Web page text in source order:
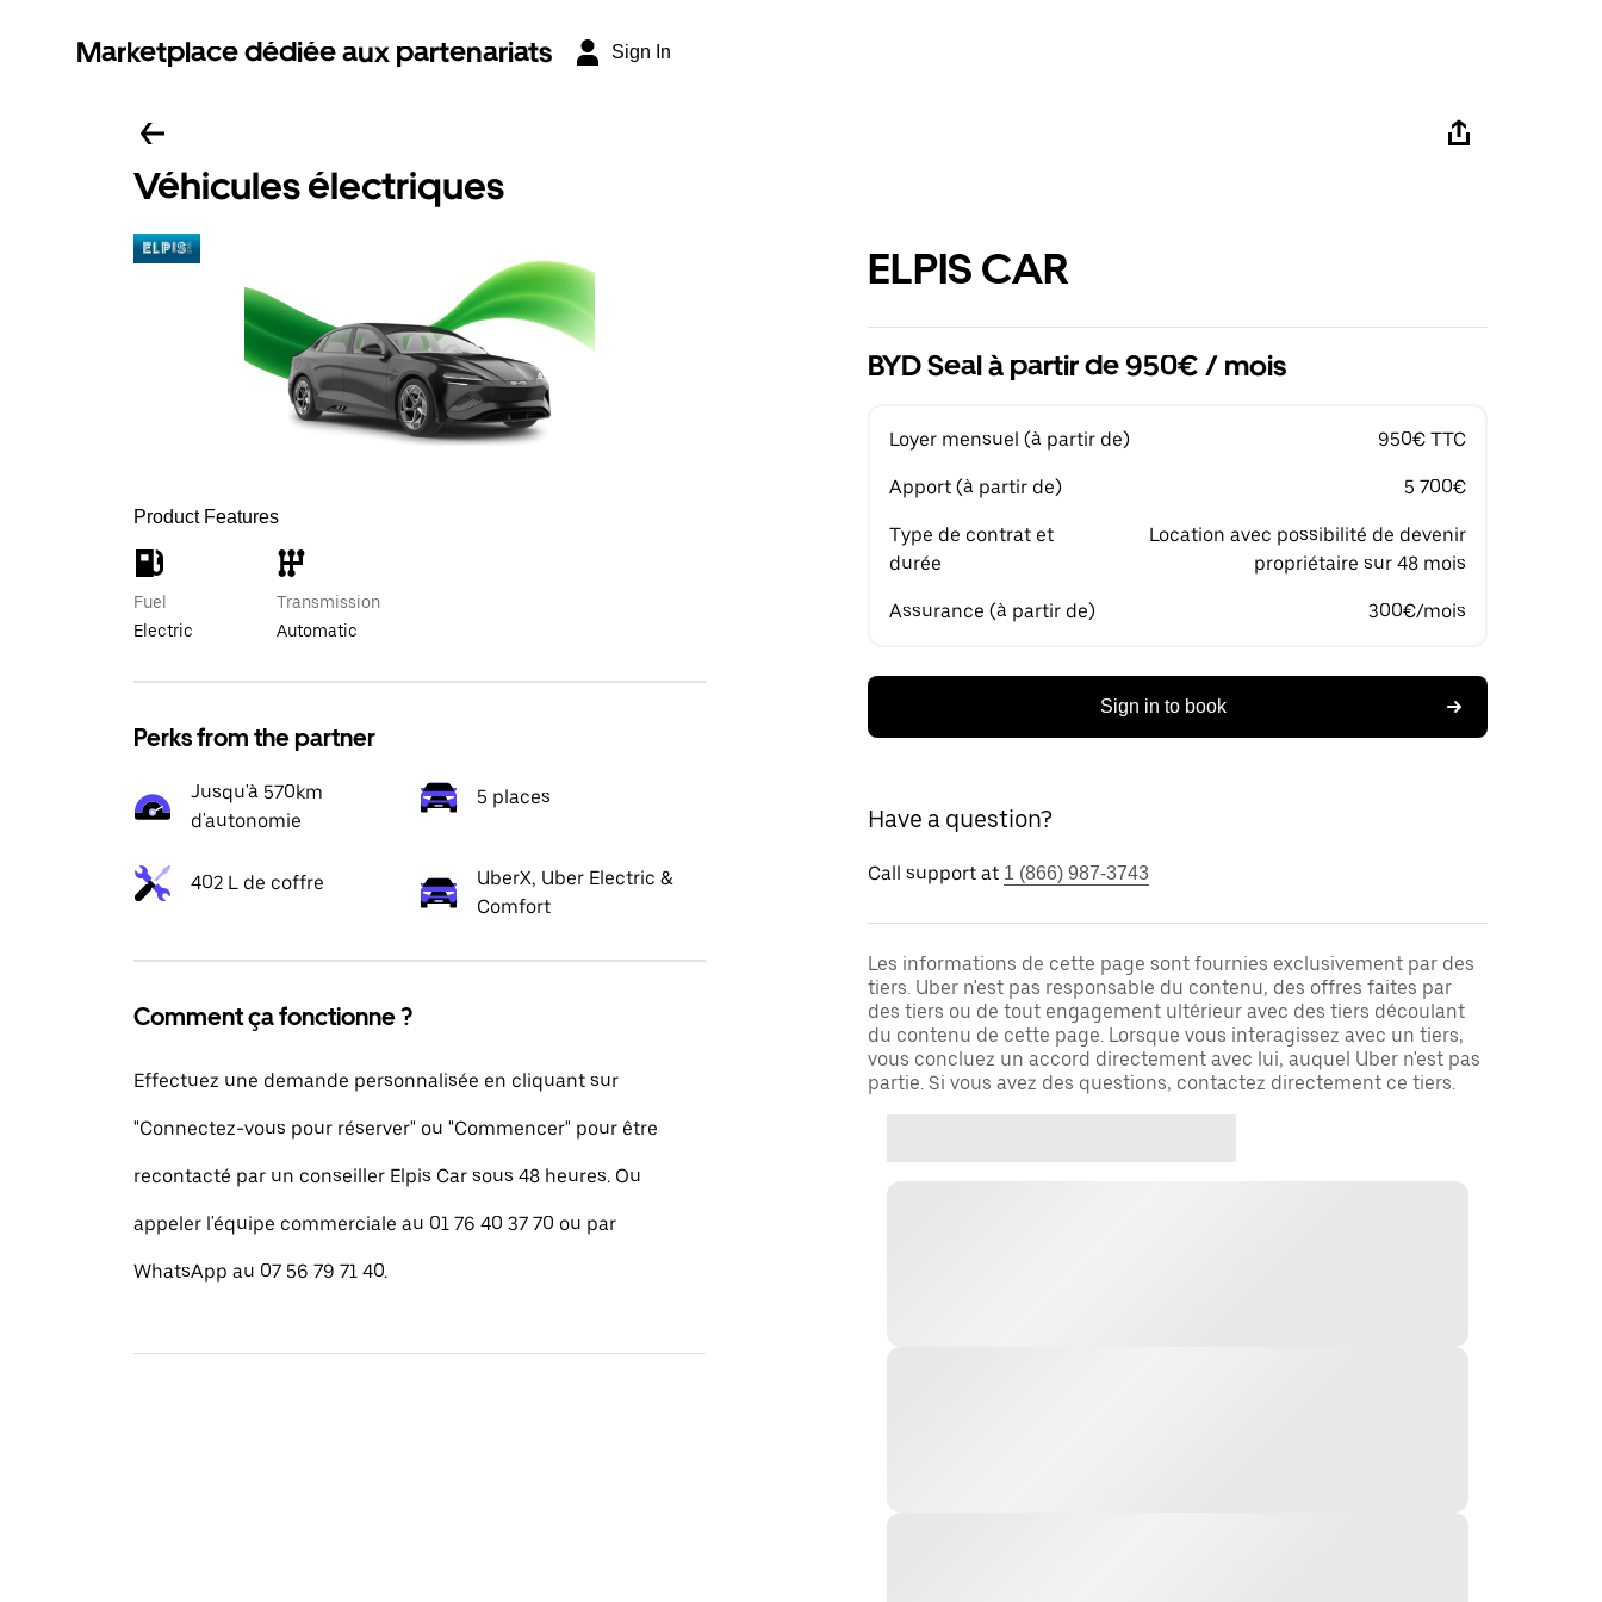
Marketplace dédiée aux partenariats Sign In
Véhicules électriques
Product Features
Fuel
Electric
Transmission
Automatic
Perks from the partner
Jusqu'à 570km
d'autonomie
5 places
402 L de coffre
UberX, Uber Electric &
Comfort
Comment ça fonctionne ?
Effectuez une demande personnalisée en cliquant sur
"Connectez-vous pour réserver" ou "Commencer" pour être
recontacté par un conseiller Elpis Car sous 48 heures. Ou
appeler l'équipe commerciale au 01 76 40 37 70 ou par
WhatsApp au 07 56 79 71 40.
ELPIS CAR
BYD Seal à partir de 950€ / mois
Loyer mensuel (à partir de) 950€ TTC
Apport (à partir de) 5 700€
Type de contrat et
durée
Location avec possibilité de devenir
propriétaire sur 48 mois
Assurance (à partir de) 300€/mois
Sign in to book
Have a question?
Call support at 1 (866) 987-3743
Les informations de cette page sont fournies exclusivement par des
tiers. Uber n'est pas responsable du contenu, des offres faites par
des tiers ou de tout engagement ultérieur avec des tiers découlant
du contenu de cette page. Lorsque vous interagissez avec un tiers,
vous concluez un accord directement avec lui, auquel Uber n'est pas
partie. Si vous avez des questions, contactez directement ce tiers.